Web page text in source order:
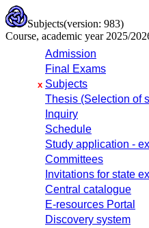
Subjects(version: 983)
Course, academic year 2025/
Admission
Final Exams
x Subjects
Thesis (Selection of
Inquiry
Schedule
Study application -
Committees
Invitations for state
Central catalogue
E-resources Portal
Discovery system